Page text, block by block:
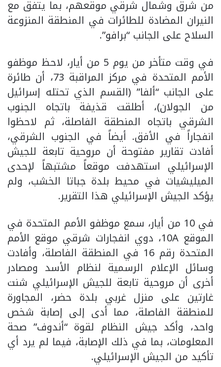
من شرق وشمال شرقي موقعهم، بما يتفق مع
النيران المضادة للطائرات في المنطقة المنزوعة
السلاح على الجانب “برافو”.
في وقت متأخر من يوم 5 من أيار، لاحظ موظفو
الأمم المتحدة في مركز المراقبة 73، أن طائرة
على الجانب “ألفا” (القسم الذي تحتله إسرائيل
من الجولان)، أطلقت قذيفة باتجاه الجنوب
الشرقي باتجاه المنطقة الفاصلة، ثم لاحظوا
انفجاراً في الأفق. أيضاً في الجنوب الشرقي،
أفادت تقارير مفتوحة أن مروحية تابعة للجيش
الإسرائيلي استهدفت موقعاً مشتبهاً لإحدى
الميليشيات في محيط بلدة جباتا الخشب، ولم
يؤكد الجيش الإسرائيلي هذا التقرير.
في 10 من أيار، سمع موظفو الأمم المتحدة في
الموقع 10A، دوي انفجارات شرقي موقع الأمم
المتحدة رقم 16 في المنطقة الفاصلة، وأفادت
وسائل الإعلام الرسمية لنظام الأسد ومصادر
أخرى أن مروحية تابعة للجيش الإسرائيلي شنت
غارتين على منزل غربي بلدة حضر، المجاورة
للمنطقة الفاصلة، مما أدى إلى إصابة شخص
واحد، وأكد جيش النظام لقوة “أندوف” صحة
المعلومات، بما في ذلك الإصابة، فيما لم يرد أي
تأكيد من الجيش الإسرائيلي.